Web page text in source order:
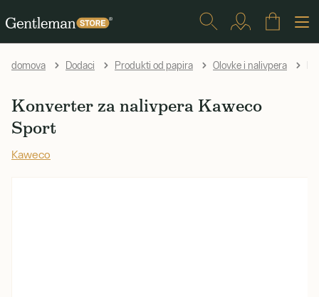
domova Dodaci Produkti od papira Olovke i nalivpera
Konverter za nalivpera Kaweco
Sport
Kaweco